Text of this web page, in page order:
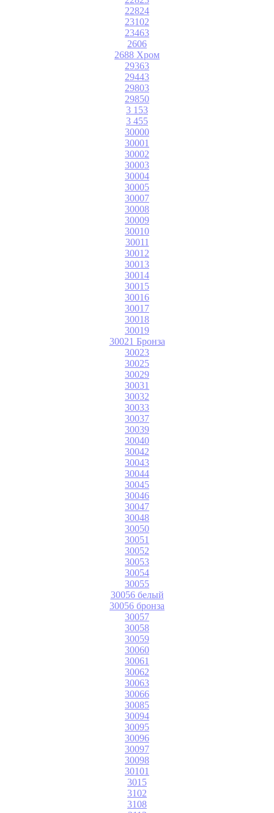
22824
23102
23463
2606
2688 Хром
29363
29443
29803
29850
3 153
3 455
30000
30001
30002
30003
30004
30005
30007
30008
30009
30010
30011
30012
30013
30014
30015
30016
30017
30018
30019
30021 Бронза
30023
30025
30029
30031
30032
30033
30037
30039
30040
30042
30043
30044
30045
30046
30047
30048
30050
30051
30052
30053
30054
30055
30056 белый
30056 бронза
30057
30058
30059
30060
30061
30062
30063
30066
30085
30094
30095
30096
30097
30098
30101
3015
3102
3108